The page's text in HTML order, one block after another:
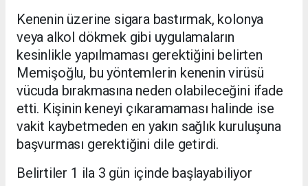
Kenenin üzerine sigara bastırmak, kolonya
veya alkol dökmek gibi uygulamaların
kesinlikle yapılmaması gerektiğini belirten
Memişoğlu, bu yöntemlerin kenenin virüsü
vücuda bırakmasına neden olabileceğini ifade
etti. Kişinin keneyi çıkaramaması halinde ise
vakit kaybetmeden en yakın sağlık kuruluşuna
başvurması gerektiğini dile getirdi.
Belirtiler 1 ila 3 gün içinde başlayabiliyor